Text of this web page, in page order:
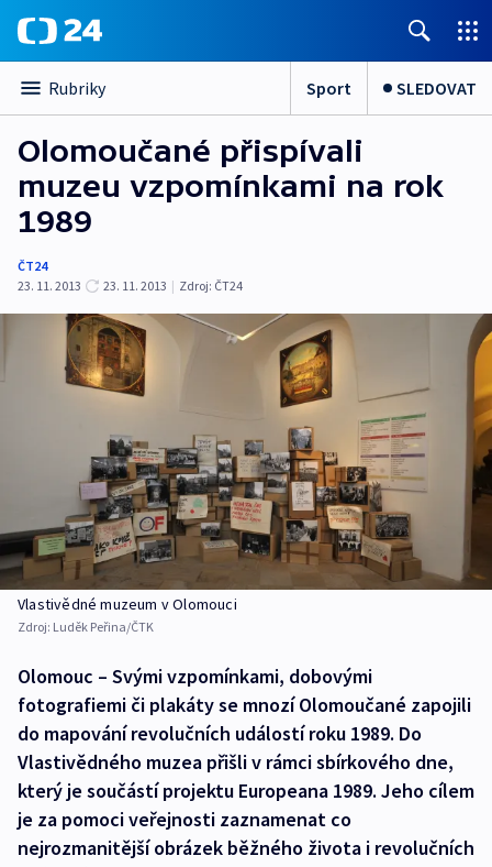
Rubriky Sport SLEDOVAT
Olomoučané přispívali
muzeu vzpomínkami na rok
1989
ČT24
23. 11. 2013
23. 11. 2013 | Zdroj: ČT24
Vlastivědné muzeum v Olomouci
Zdroj: Luděk Peřina/ČTK
Olomouc – Svými vzpomínkami, dobovými
fotografiemi či plakáty se mnozí Olomoučané zapojili
do mapování revolučních událostí roku 1989. Do
Vlastivědného muzea přišli v rámci sbírkového dne,
který je součástí projektu Europeana 1989. Jeho cílem
je za pomoci veřejnosti zaznamenat co
nejrozmanitější obrázek běžného života i revolučních